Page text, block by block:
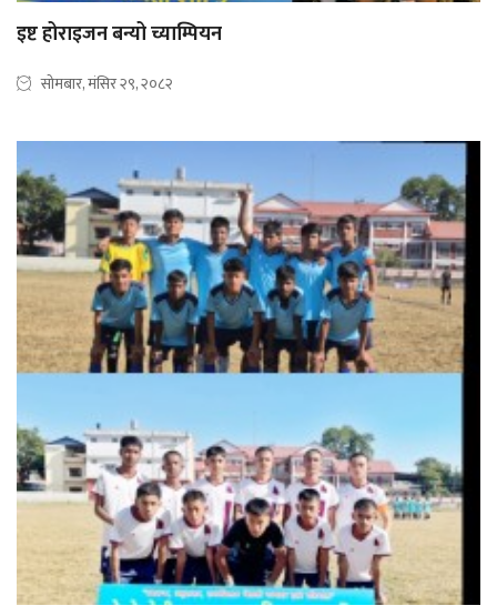
इष्ट होराइजन बन्यो च्याम्पियन
सोमबार, मंसिर २९, २०८२